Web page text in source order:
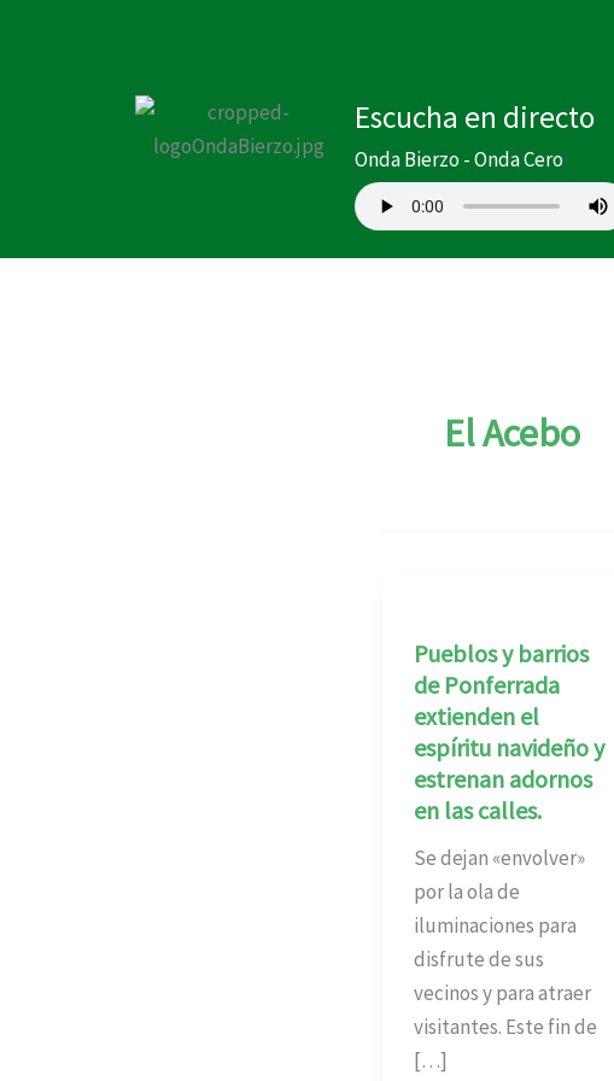
Escucha en directo
Onda Bierzo - Onda Cero
El Acebo
Pueblos y barrios
de Ponferrada
extienden el
espíritu navideño y
estrenan adornos
en las calles.
Se dejan «envolver»
por la ola de
iluminaciones para
disfrute de sus
vecinos y para atraer
visitantes. Este fin de
[…]